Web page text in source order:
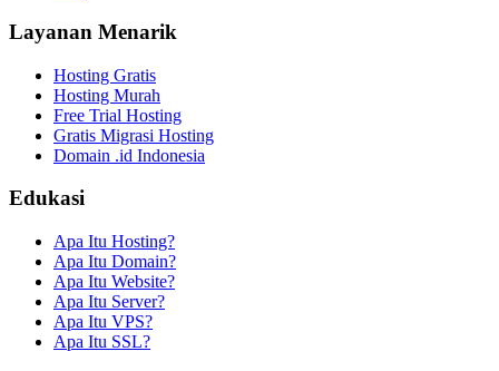
Layanan Menarik
Hosting Gratis
Hosting Murah
Free Trial Hosting
Gratis Migrasi Hosting
Domain .id Indonesia
Edukasi
Apa Itu Hosting?
Apa Itu Domain?
Apa Itu Website?
Apa Itu Server?
Apa Itu VPS?
Apa Itu SSL?